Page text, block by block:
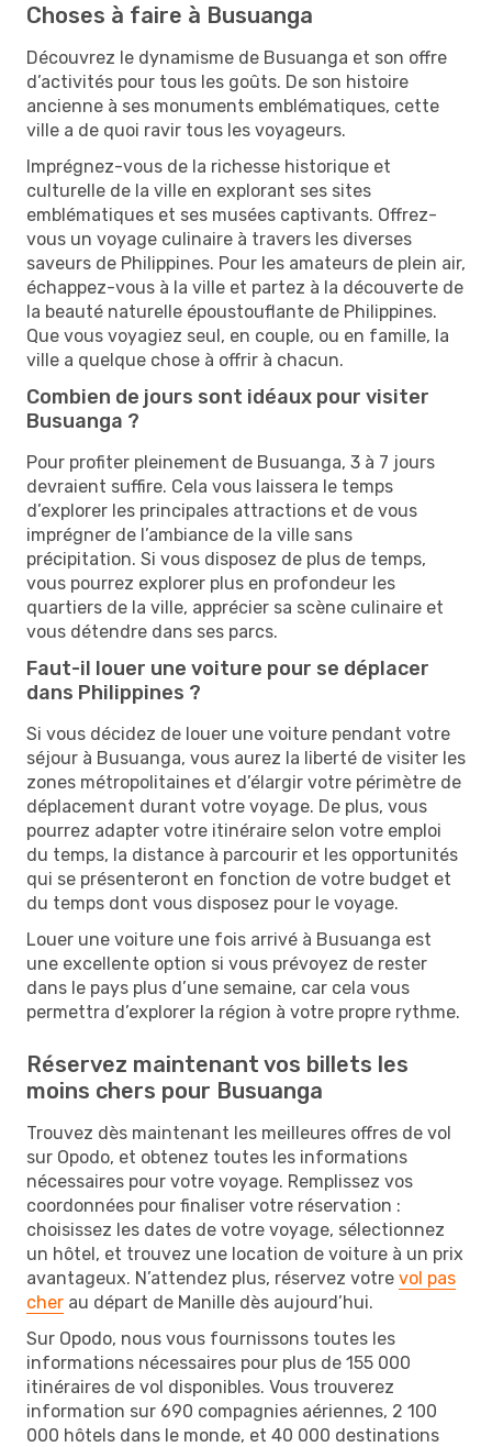
Choses à faire à Busuanga
Découvrez le dynamisme de Busuanga et son offre
d’activités pour tous les goûts. De son histoire
ancienne à ses monuments emblématiques, cette
ville a de quoi ravir tous les voyageurs.
Imprégnez-vous de la richesse historique et
culturelle de la ville en explorant ses sites
emblématiques et ses musées captivants. Offrez-
vous un voyage culinaire à travers les diverses
saveurs de Philippines. Pour les amateurs de plein air,
échappez-vous à la ville et partez à la découverte de
la beauté naturelle époustouflante de Philippines.
Que vous voyagiez seul, en couple, ou en famille, la
ville a quelque chose à offrir à chacun.
Combien de jours sont idéaux pour visiter
Busuanga ?
Pour profiter pleinement de Busuanga, 3 à 7 jours
devraient suffire. Cela vous laissera le temps
d’explorer les principales attractions et de vous
imprégner de l’ambiance de la ville sans
précipitation. Si vous disposez de plus de temps,
vous pourrez explorer plus en profondeur les
quartiers de la ville, apprécier sa scène culinaire et
vous détendre dans ses parcs.
Faut-il louer une voiture pour se déplacer
dans Philippines ?
Si vous décidez de louer une voiture pendant votre
séjour à Busuanga, vous aurez la liberté de visiter les
zones métropolitaines et d’élargir votre périmètre de
déplacement durant votre voyage. De plus, vous
pourrez adapter votre itinéraire selon votre emploi
du temps, la distance à parcourir et les opportunités
qui se présenteront en fonction de votre budget et
du temps dont vous disposez pour le voyage.
Louer une voiture une fois arrivé à Busuanga est
une excellente option si vous prévoyez de rester
dans le pays plus d’une semaine, car cela vous
permettra d’explorer la région à votre propre rythme.
Réservez maintenant vos billets les
moins chers pour Busuanga
Trouvez dès maintenant les meilleures offres de vol
sur Opodo, et obtenez toutes les informations
nécessaires pour votre voyage. Remplissez vos
coordonnées pour finaliser votre réservation :
choisissez les dates de votre voyage, sélectionnez
un hôtel, et trouvez une location de voiture à un prix
avantageux. N’attendez plus, réservez votre vol pas
cher au départ de Manille dès aujourd’hui.
Sur Opodo, nous vous fournissons toutes les
informations nécessaires pour plus de 155 000
itinéraires de vol disponibles. Vous trouverez
information sur 690 compagnies aériennes, 2 100
000 hôtels dans le monde, et 40 000 destinations